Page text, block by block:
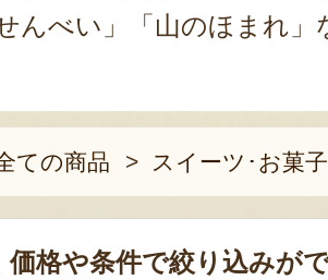
んべい」「山のほまれ」
ての商品 > スイーツ･お菓子
価格や条件で絞り込みが